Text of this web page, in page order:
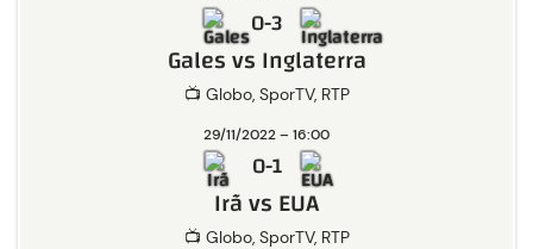
📺 Globo, SporTV, RTP
0-3
Gales vs Inglaterra
29/11/2022 – 16:00
📺 Globo, SporTV, RTP
0-1
Irã vs EUA